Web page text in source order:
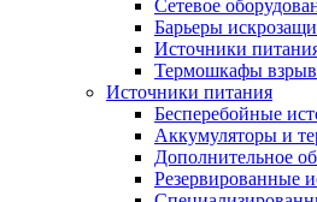
Сетевое
Барьеры
Источники
Термошкафы
Источники питания
Бесперебойные
Аккумуляторы и
Дополнительное
Резервированные